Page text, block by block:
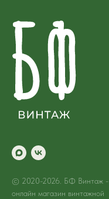
© 2020-2026. БФ Винтаж -
онлайн магазин винтажной